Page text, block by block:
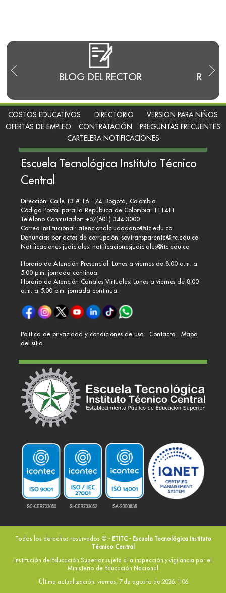
BLOG DEL RECTOR
COSTOS EDUCATIVOS DIRECTORIO
VERSION PARA NIÑOS
OFERTAS DE EMPLEO
CONTRATACIÓN
PREGUNTAS FRECUENTES
CARTELERA NOTIFICACIONES
Escuela Tecnológica Instituto Técnico
Central
Dirección: Calle 13 # 16 - 74. Bogotá, Colombia
Código Postal para la República de Colombia: 111411
Teléfono Conmutador: +57(601) 344 3000
Correo Institucional: atencionalciudadano@itc.edu.co
Denuncias por actos de corrupción: soytransparente@itc.edu.co
Notificaciones judiciales: notificacionesjudiciales@itc.edu.co
Horario de Atención Presencial: Lunes a viernes de 8:00 a.m. a
5:00 p.m. jornada continua.
Horario de Atención Canales Virtuales: Lunes a viernes de 8:00
a.m. a 5:00 p.m. jornada continua.
Política de privacidad y condiciones de uso Contacto
Mapa
del sitio
Todos los derechos reservados © - ETITC - Escuela Tecnológica Instituto
Técnico Central
Institución de Educación Superior sujeta a la inspección y vigilancia por el
Ministerio de Educación Nacional
Última actualización: viernes, 7 de agosto de 2026, 1:06